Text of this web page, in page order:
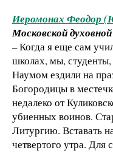
Иеромонах Феодор
Московской
– Когда я еще сам
школах, мы, студенты,
Наумом ездили на
Богородицы в
недалеко от
убиенных воинов.
Литургию. Вставать
четвертого утра. Для